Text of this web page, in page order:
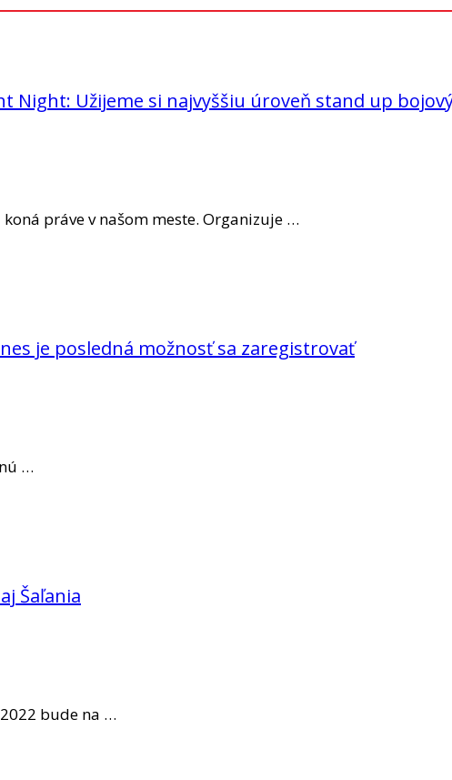
Night: Užijeme si najvyššiu úroveň stand up
práve v našom meste. Organizuje …
je posledná možnosť sa zaregistrovať
…
Šaľania
bude na …